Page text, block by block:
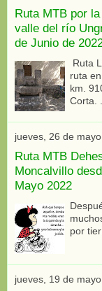
Ruta MTB por
valle del río
de Junio de
Ruta
ruta
km.
Corta.
jueves, 26 de
Ruta MTB
Moncalvillo
Mayo 2022
por
jueves, 19 de